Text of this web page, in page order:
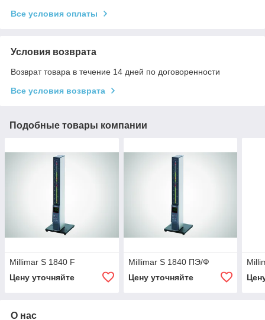
Все условия оплаты
Условия возврата
Возврат товара в течение 14 дней по договоренности
Все условия возврата
Подобные товары компании
Millimar S 1840 F
Цену уточняйте
Millimar S 1840 ПЭ/Ф
Цену уточняйте
О нас